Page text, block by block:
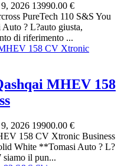
2026 13990.00 €
PureTech 110 S&S You
? L?auto giusta,
di riferimento ...
MHEV 158
2026 19900.00 €
158 CV Xtronic Business
White **Tomasi Auto ? L?
il pun...